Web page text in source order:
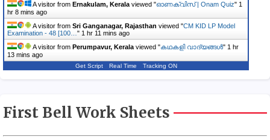
A visitor from Ernakulam, Kerala viewed "ഓണക്വിസ് | Onam Quiz" 1
hr 8 mins ago
A visitor from Sri Ganganagar, Rajasthan viewed "CM KID LP Model
Examination - 48 [100… " 1 hr 11 mins ago
A visitor from Perumpavur, Kerala viewed "കഥകളി വാദ്യങ്ങൾ" 1 hr
13 mins ago
Get Script Real Time Tracking ON
First Bell Work Sheets